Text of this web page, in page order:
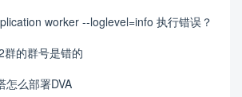
worker --loglevel=info 执行错误？
群的群号是错的
怎么部署DVA